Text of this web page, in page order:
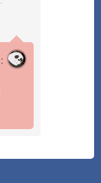
مـولي :